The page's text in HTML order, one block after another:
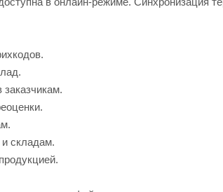
заказчикам.
складам.